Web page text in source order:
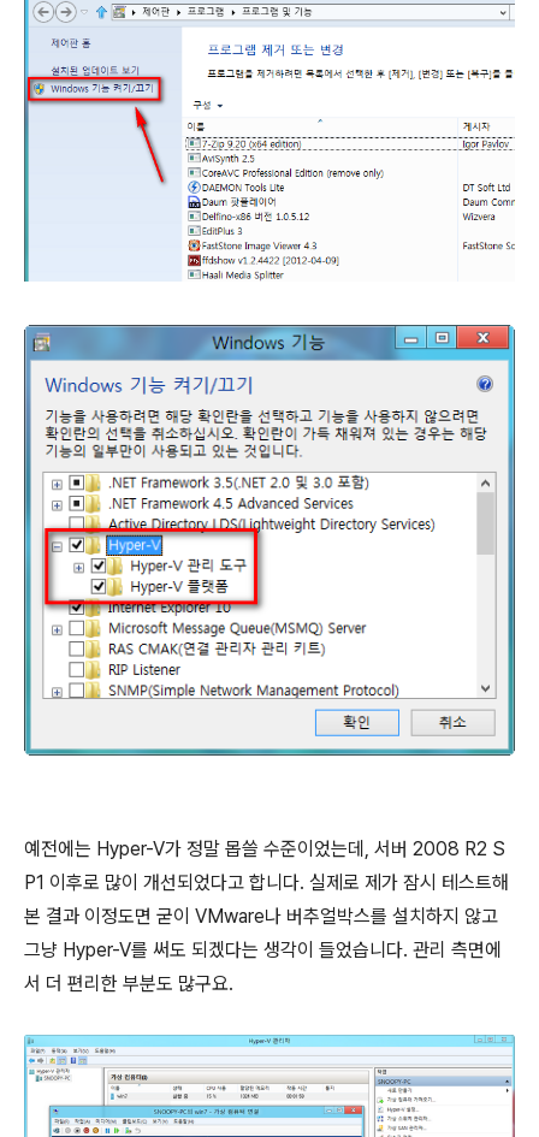
예전에는 Hyper-V가 정말 몹쓸 수준이었는데, 서버 2008 R2 S
P1 이후로 많이 개선되었다고 합니다. 실제로 제가 잠시 테스트해
본 결과 이정도면 굳이 VMware나 버추얼박스를 설치하지 않고
그냥 Hyper-V를 써도 되겠다는 생각이 들었습니다. 관리 측면에
서 더 편리한 부분도 많구요.